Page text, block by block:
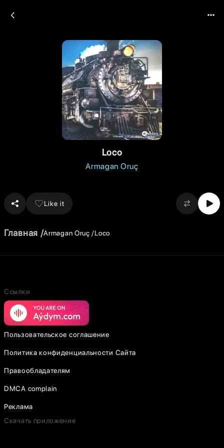
Loco
Armagan Oruç
Like it
Главная Armagan Oruç Loco
Ссылки
Пользовательское соглашение
Политика конфиденциальности Сайта
Правообладателям
DMCA complain
Реклама
Скачать приложение